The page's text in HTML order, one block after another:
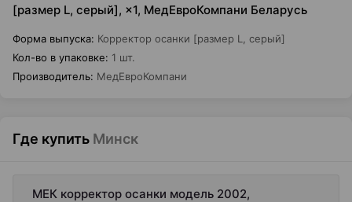
[размер L, серый], ×1, МедЕвроКомпани Беларусь
Форма выпуска: Корректор осанки [размер L, серый]
Кол-во в упаковке: 1 шт.
Производитель: МедЕвроКомпани
Где купить Минск
МЕК корректор осанки модель 2002,